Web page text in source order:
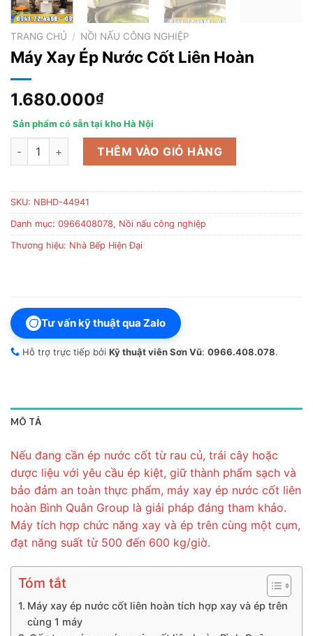
TRANG CHỦ / NỒI NẤU CÔNG NGHIỆP
Máy Xay Ép Nước Cốt Liên Hoàn
1.680.000₫
Sản phẩm có sẵn tại kho Hà Nội
Máy Xay Ép Nước Cốt Liên Hoàn số lượng
THÊM VÀO GIỎ HÀNG
SKU: NBHD-44941
Danh mục: 0966408078, Nồi nấu công nghiệp
Thương hiệu: Nhà Bếp Hiện Đại
Tư vấn kỹ thuật qua Zalo
Hỗ trợ trực tiếp bởi Kỹ thuật viên Sơn Vũ: 0966.408.078.
MÔ TẢ
Nếu đang cần ép nước cốt từ rau củ, trái cây hoặc
dược liệu với yêu cầu ép kiệt, giữ thành phẩm sạch và
bảo đảm an toàn thực phẩm, máy xay ép nước cốt liên
hoàn Bình Quân Group là giải pháp đáng tham khảo.
Máy tích hợp chức năng xay và ép trên cùng một cụm,
đạt năng suất từ 500 đến 600 kg/giờ.
Tóm tắt
Máy xay ép nước cốt liên hoàn tích hợp xay và ép trên
cùng 1 máy